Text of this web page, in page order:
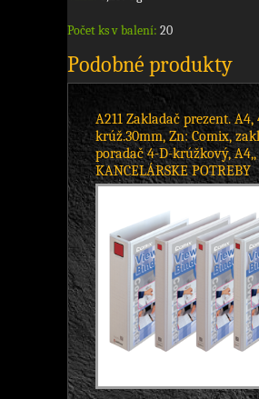
Počet ks v balení: 20
Podobné produkty
A211 Zakladač prezent. A4,
krúž.30mm, Zn: Comix,
poradač 4-D-krúžkový, A4,,
KANCELÁRSKE POTREBY